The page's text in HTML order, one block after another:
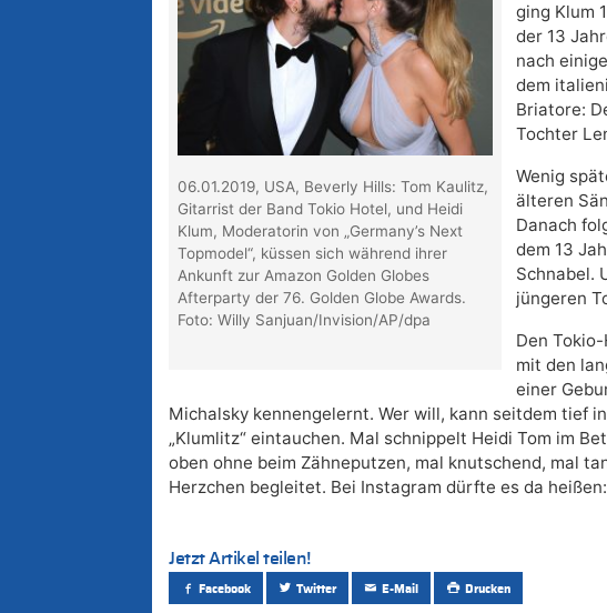
06.01.2019, USA, Beverly Hills: Tom Kaulitz,
Gitarrist der Band Tokio Hotel, und Heidi
Klum, Moderatorin von „Germany’s Next
Topmodel“, küssen sich während ihrer
Ankunft zur Amazon Golden Globes
Afterparty der 76. Golden Globe Awards.
Foto: Willy Sanjuan/Invision/AP/dpa
ging Klum
der 13
nach
dem
Briatore:
Tochter
Wenig
älteren
Danach
dem 13
Schnabel.
jüngeren
Den
mit den
einer
Michalsky kennengelernt. Wer will, kann seitdem tief
„Klumlitz“ eintauchen. Mal schnippelt Heidi Tom im
oben ohne beim Zähneputzen, mal knutschend, mal
Herzchen begleitet. Bei Instagram dürfte es da
Jetzt Artikel teilen!
Facebook Twitter E-Mail Drucken